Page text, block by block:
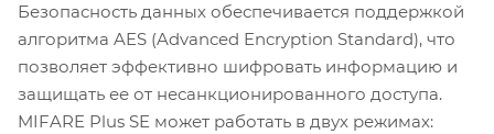
Безопасность данных обеспечивается поддержкой
алгоритма AES (Advanced Encryption Standard), что
позволяет эффективно шифровать информацию и
защищать ее от несанкционированного доступа.
MIFARE Plus SE может работать в двух режимах: